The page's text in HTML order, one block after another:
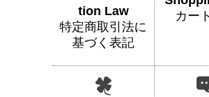
tion Law
特定商取引法に
基づく表記
カー